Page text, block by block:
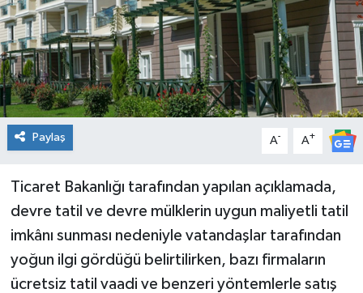
Paylaş A- A+
Ticaret Bakanlığı tarafından yapılan açıklamada,
devre tatil ve devre mülklerin uygun maliyetli tatil
imkânı sunması nedeniyle vatandaşlar tarafından
yoğun ilgi gördüğü belirtilirken, bazı firmaların
ücretsiz tatil vaadi ve benzeri yöntemlerle satış
Kültür & Sanat
KURDÎ
Sağlık
Sağlık & Yaşam
Siyaset
Yaşam